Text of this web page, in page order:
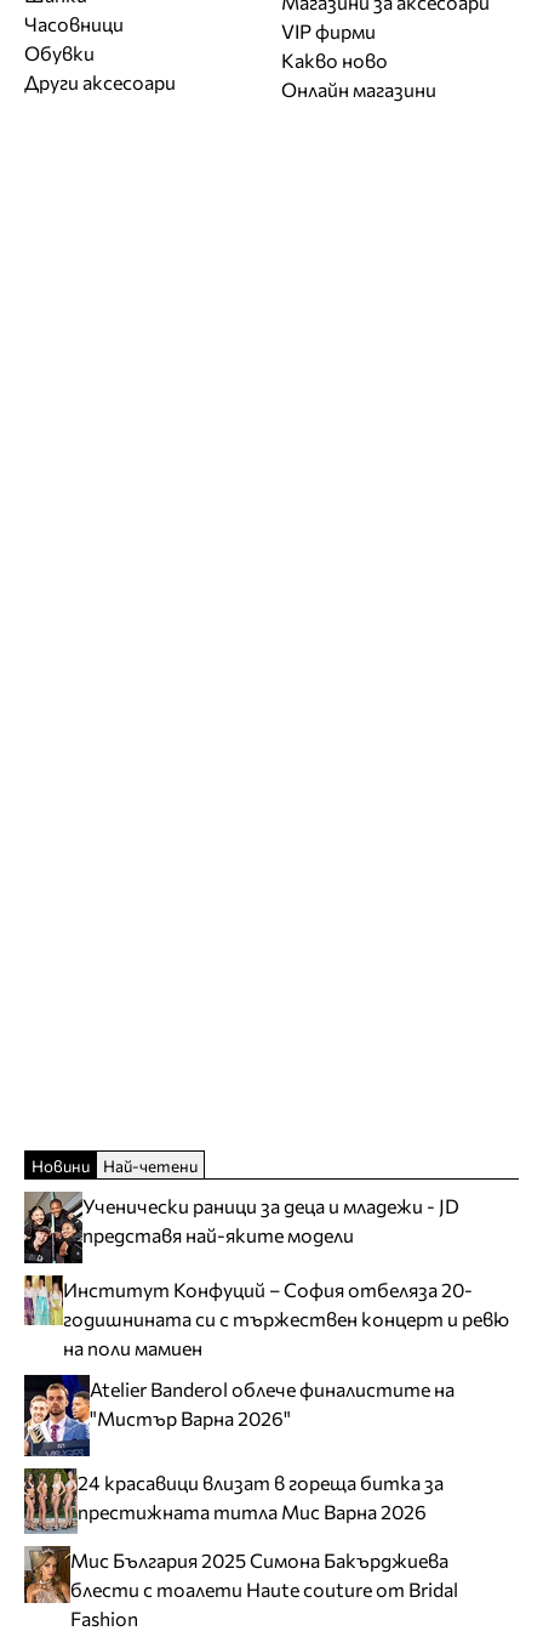
Часовници
Обувки
Други аксесоари
VIP фирми
Какво ново
Онлайн магазини
Новини Най-четени
Ученически раници за деца и младежи - JD
представя най-яките модели
Институт Конфуций – София отбеляза 20-
годишнината си с тържествен концерт и ревю
на поли мамиен
Atelier Banderol облече финалистите на
"Мистър Варна 2026"
24 красавици влизат в гореща битка за
престижната титла Мис Варна 2026
Мис България 2025 Симона Бакърджиева
блести с тоалети Haute couture от Bridal
Fashion